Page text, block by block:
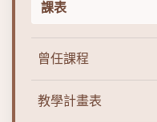
課表
曾任課程
教學計畫表